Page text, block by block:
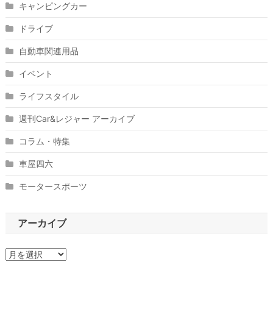
キャンピングカー
ドライブ
自動車関連用品
イベント
ライフスタイル
週刊Car&レジャー アーカイブ
コラム・特集
車屋四六
モータースポーツ
アーカイブ
ア